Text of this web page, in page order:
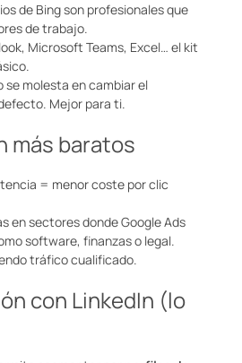
de Bing son profesionales que
de trabajo.
Microsoft Teams, Excel… el kit
se molesta en cambiar el
Mejor para ti.
más baratos
= menor coste por clic
en sectores donde Google Ads
software, finanzas o legal.
tráfico cualificado.
con LinkedIn (lo